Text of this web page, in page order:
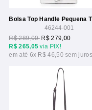
46244-001
R$ 265,05 via PIX!
R$ 289,00 R$ 279,00
6x R$ 46,50